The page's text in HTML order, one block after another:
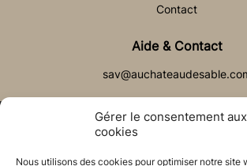
Gérer le consentement aux
cookies
Nous utilisons des cookies pour optimiser notre site
Contact
Aide & Contact